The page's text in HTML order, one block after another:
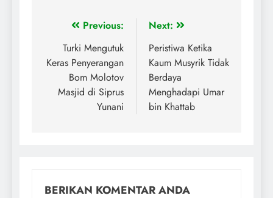
Previous:
Turki Mengutuk
Keras Penyerangan
Bom Molotov
Masjid di Siprus
Yunani
Next:
Peristiwa Ketika
Kaum Musyrik Tidak
Berdaya
Menghadapi Umar
bin Khattab
BERIKAN KOMENTAR ANDA